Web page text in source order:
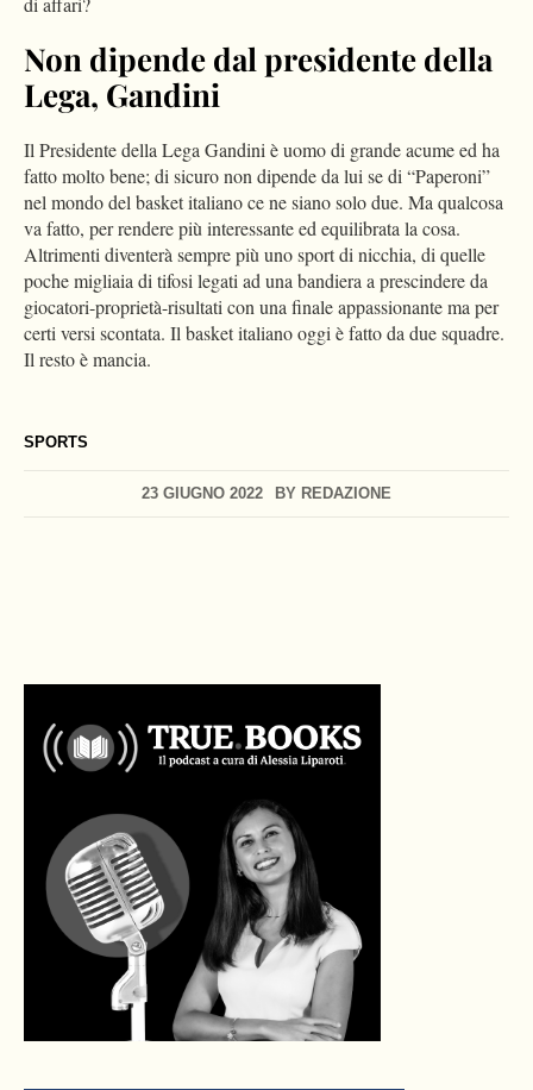
SPORTS
23 GIUGNO 2022 BY REDAZIONE
Non dipende dal presidente della
Lega, Gandini
Il Presidente della Lega Gandini è uomo di grande acume ed ha
fatto molto bene; di sicuro non dipende da lui se di “Paperoni”
nel mondo del basket italiano ce ne siano solo due. Ma qualcosa
va fatto, per rendere più interessante ed equilibrata la cosa.
Altrimenti diventerà sempre più uno sport di nicchia, di quelle
poche migliaia di tifosi legati ad una bandiera a prescindere da
giocatori-proprietà-risultati con una finale appassionante ma per
certi versi scontata. Il basket italiano oggi è fatto da due squadre.
Il resto è mancia.